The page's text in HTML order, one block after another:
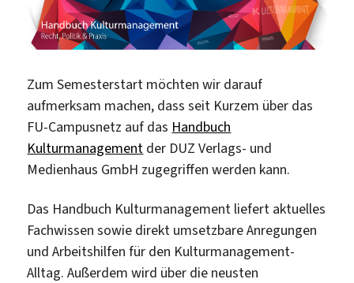
Zum Semesterstart möchten wir darauf
aufmerksam machen, dass seit Kurzem über das
FU-Campusnetz auf das Handbuch
Kulturmanagement der DUZ Verlags- und
Medienhaus GmbH zugegriffen werden kann.
Das Handbuch Kulturmanagement liefert aktuelles
Fachwissen sowie direkt umsetzbare Anregungen
und Arbeitshilfen für den Kulturmanagement-
Alltag. Außerdem wird über die neusten